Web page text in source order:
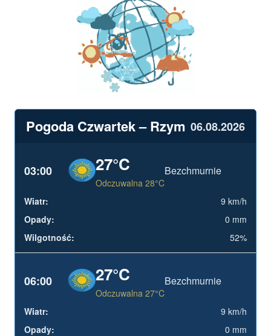
Pogoda Czwartek – Rzym 06.08.2026
03:00 27°C
Odczuwalna 28°C
Bezchmurnie
9 km/h
0 mm
52%
06:00 27°C
Odczuwalna 27°C
Bezchmurnie
9 km/h
0 mm